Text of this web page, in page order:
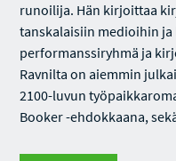
runoilija. Hän kirjoittaa
tanskalaisiin medioihin
performanssiryhmä ja
Ravnilta on aiemmin
2100-luvun
Booker -ehdokkaana,